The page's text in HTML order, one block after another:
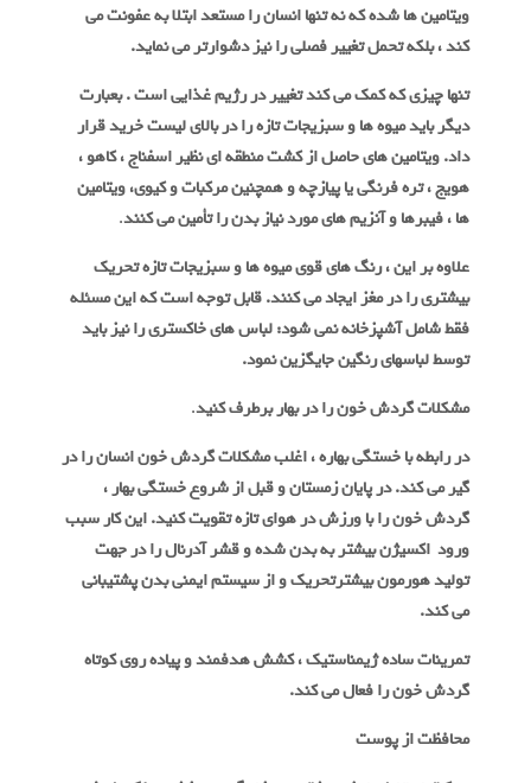
ویتامین ها شده که نه تنها انسان را مستعد ابتلا به عفونت می
کند ، بلکه تحمل تغییر فصلی را نیز دشوارتر می نماید.
تنها چیزی که کمک می کند تغییر در رژیم غذایی است . بعبارت
دیگر باید میوه ها و سبزیجات تازه را در بالای لیست خرید قرار
داد. ویتامین های حاصل از کشت منطقه ای نظیر اسفناج ، کاهو ،
هویج ، تره فرنگی یا پیازچه و همچنین مرکبات و کیوی، ویتامین
ها ، فیبرها و آنزیم های مورد نیاز بدن را تأمین می کنند.
علاوه بر این ، رنگ های قوی میوه ها و سبزیجات تازه تحریک
بیشتری را در مغز ایجاد می کنند. قابل توجه است که این مسئله
فقط شامل آشپزخانه نمی شود: لباس های خاکستری را نیز باید
توسط لباسهای رنگین جایگزین نمود.
مشکلات گردش خون را در بهار برطرف کنید.
در رابطه با خستگی بهاره ، اغلب مشکلات گردش خون انسان را در
گیر می کند. در پایان زمستان و قبل از شروع خستگی بهار ،
گردش خون را با ورزش در هوای تازه تقویت کنید. این کار سبب
ورود اکسیژن بیشتر به بدن شده و قشر آدرنال را در جهت
تولید هورمون بیشترتحریک و از سیستم ایمنی بدن پشتیبانی
می کند.
تمرینات ساده ژیمناستیک ، کشش هدفمند و پیاده روی کوتاه
گردش خون را فعال می کند.
محافظت از پوست